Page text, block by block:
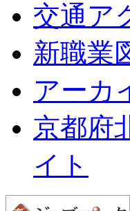
交通ア
新職業
アーカ
京都府
イト